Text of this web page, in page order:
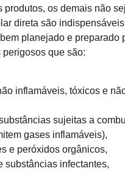
produtos, os demais não
direta são
planejado e
que são:
inflamáveis, tóxicos e
sujeitas a
gases inflamáveis),
e peróxidos orgânicos,
substâncias infectantes,